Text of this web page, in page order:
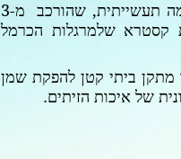
תעשייתית,
שהורכב מ-3
קסטרא שלמרגלות הכרמל
מתקן ביתי קטן להפקת שמן
של איכות הזיתים.